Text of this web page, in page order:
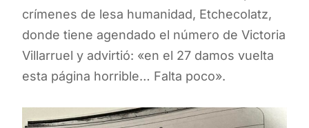
crímenes de lesa humanidad, Etchecolatz,
donde tiene agendado el número de Victoria
Villarruel y advirtió: «en el 27 damos vuelta
esta página horrible… Falta poco».